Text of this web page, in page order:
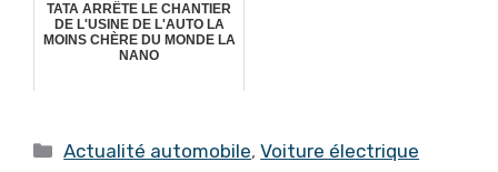
TATA ARRÊTE LE CHANTIER
DE L'USINE DE L'AUTO LA
MOINS CHÈRE DU MONDE LA
NANO
Catégories
Actualité automobile,Voiture électrique